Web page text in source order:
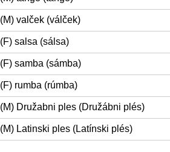
(M) valček (válček)
(F) salsa (sálsa)
(F) samba (sámba)
(F) rumba (rúmba)
(M) Družabni ples (Družábni plés)
(M) Latinski ples (Latínski plés)